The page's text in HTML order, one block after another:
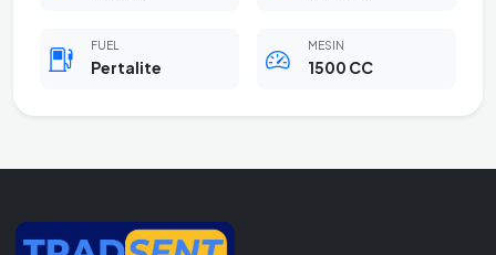
FUEL
Pertalite
MESIN
1500 CC